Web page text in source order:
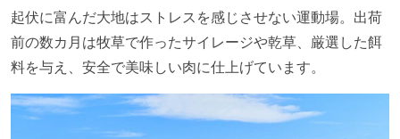
起伏に富んだ大地はストレスを感じさせない運動場。出荷
前の数カ月は牧草で作ったサイレージや乾草、厳選した餌
料を与え、安全で美味しい肉に仕上げています。